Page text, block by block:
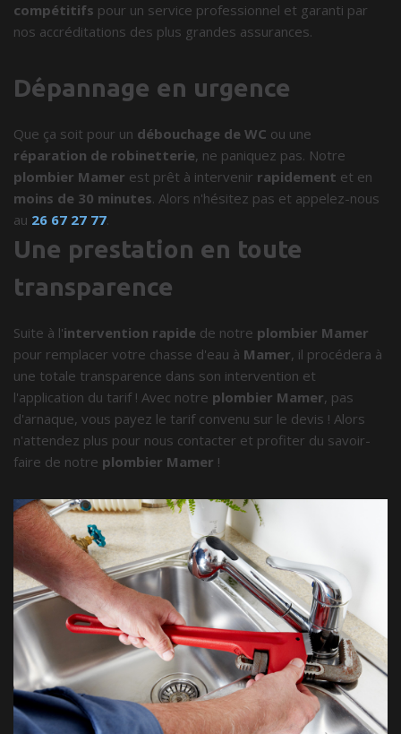
compétitifs pour un service professionnel et garanti par
nos accréditations des plus grandes assurances.
Dépannage en urgence
Que ça soit pour un débouchage de WC ou une
réparation de robinetterie, ne paniquez pas. Notre
plombier Mamer est prêt à intervenir rapidement et en
moins de 30 minutes. Alors n'hésitez pas et appelez-nous
au 26 67 27 77.
Une prestation en toute
transparence
Suite à l'intervention rapide de notre plombier Mamer
pour remplacer votre chasse d'eau à Mamer, il procédera à
une totale transparence dans son intervention et
l'application du tarif ! Avec notre plombier Mamer, pas
d'arnaque, vous payez le tarif convenu sur le devis ! Alors
n'attendez plus pour nous contacter et profiter du savoir-
faire de notre plombier Mamer !